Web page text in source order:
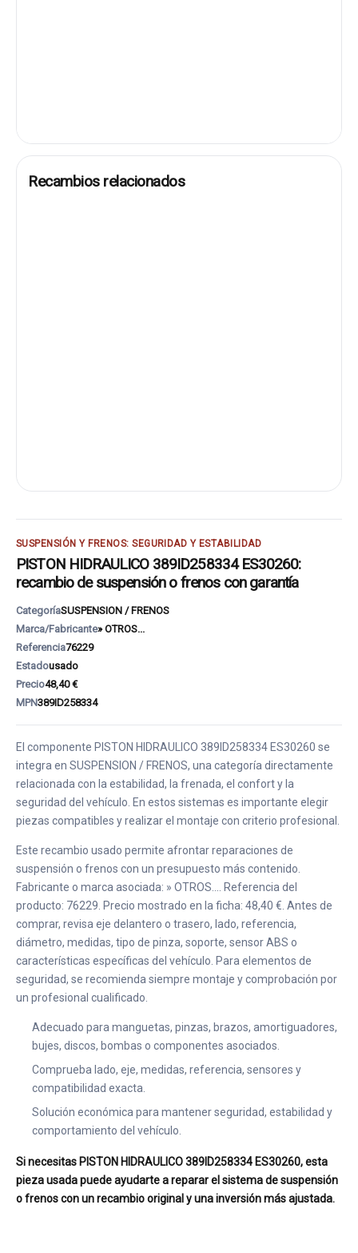
Recambios relacionados
SUSPENSIÓN Y FRENOS: SEGURIDAD Y ESTABILIDAD
PISTON HIDRAULICO 389ID258334 ES30260:
recambio de suspensión o frenos con garantía
CategoríaSUSPENSION / FRENOS
Marca/Fabricante» OTROS...
Referencia76229
Estadousado
Precio48,40 €
MPN389ID258334
El componente PISTON HIDRAULICO 389ID258334 ES30260 se
integra en SUSPENSION / FRENOS, una categoría directamente
relacionada con la estabilidad, la frenada, el confort y la
seguridad del vehículo. En estos sistemas es importante elegir
piezas compatibles y realizar el montaje con criterio profesional.
Este recambio usado permite afrontar reparaciones de
suspensión o frenos con un presupuesto más contenido.
Fabricante o marca asociada: » OTROS.... Referencia del
producto: 76229. Precio mostrado en la ficha: 48,40 €. Antes de
comprar, revisa eje delantero o trasero, lado, referencia,
diámetro, medidas, tipo de pinza, soporte, sensor ABS o
características específicas del vehículo. Para elementos de
seguridad, se recomienda siempre montaje y comprobación por
un profesional cualificado.
Adecuado para manguetas, pinzas, brazos, amortiguadores,
bujes, discos, bombas o componentes asociados.
Comprueba lado, eje, medidas, referencia, sensores y
compatibilidad exacta.
Solución económica para mantener seguridad, estabilidad y
comportamiento del vehículo.
Si necesitas PISTON HIDRAULICO 389ID258334 ES30260, esta
pieza usada puede ayudarte a reparar el sistema de suspensión
o frenos con un recambio original y una inversión más ajustada.